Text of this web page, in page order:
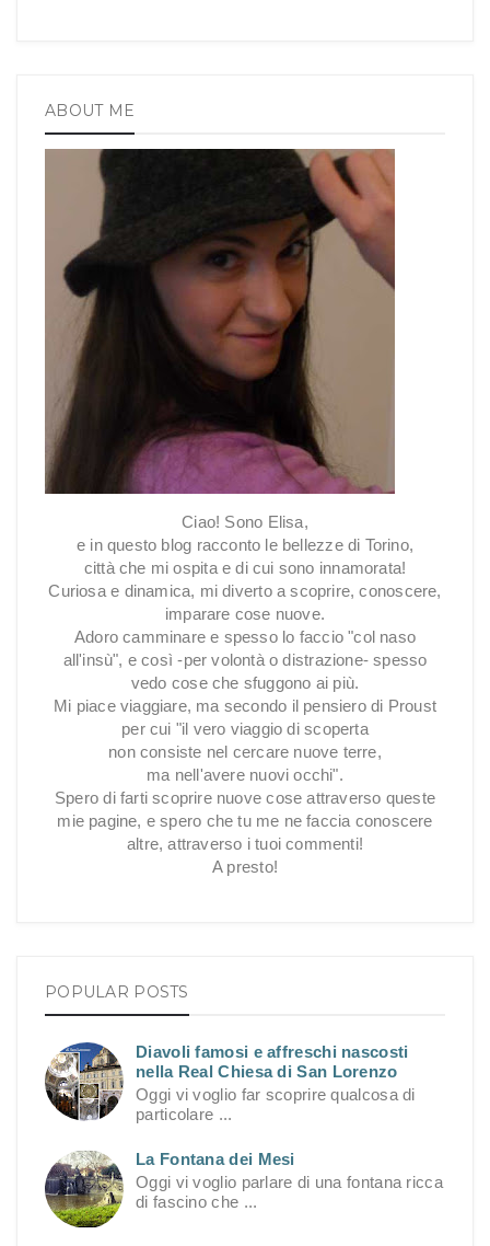
ABOUT ME
Ciao! Sono Elisa,
e in questo blog racconto le bellezze di Torino,
città che mi ospita e di cui sono innamorata!
Curiosa e dinamica, mi diverto a scoprire, conoscere,
imparare cose nuove.
Adoro camminare e spesso lo faccio "col naso
all'insù", e così -per volontà o distrazione- spesso
vedo cose che sfuggono ai più.
Mi piace viaggiare, ma secondo il pensiero di Proust
per cui "il vero viaggio di scoperta
non consiste nel cercare nuove terre,
ma nell'avere nuovi occhi".
Spero di farti scoprire nuove cose attraverso queste
mie pagine, e spero che tu me ne faccia conoscere
altre, attraverso i tuoi commenti!
A presto!
POPULAR POSTS
Diavoli famosi e affreschi nascosti
nella Real Chiesa di San Lorenzo
Oggi vi voglio far scoprire qualcosa di
particolare ...
La Fontana dei Mesi
Oggi vi voglio parlare di una fontana ricca
di fascino che ...